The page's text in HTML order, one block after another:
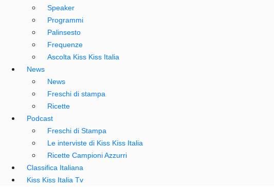
Speaker
Programmi
Palinsesto
Frequenze
Ascolta Kiss Kiss Italia
News
News
Freschi di stampa
Ricette
Podcast
Freschi di Stampa
Le interviste di Kiss Kiss Italia
Ricette Campioni Azzurri
Classifica Italiana
Kiss Kiss Italia Tv